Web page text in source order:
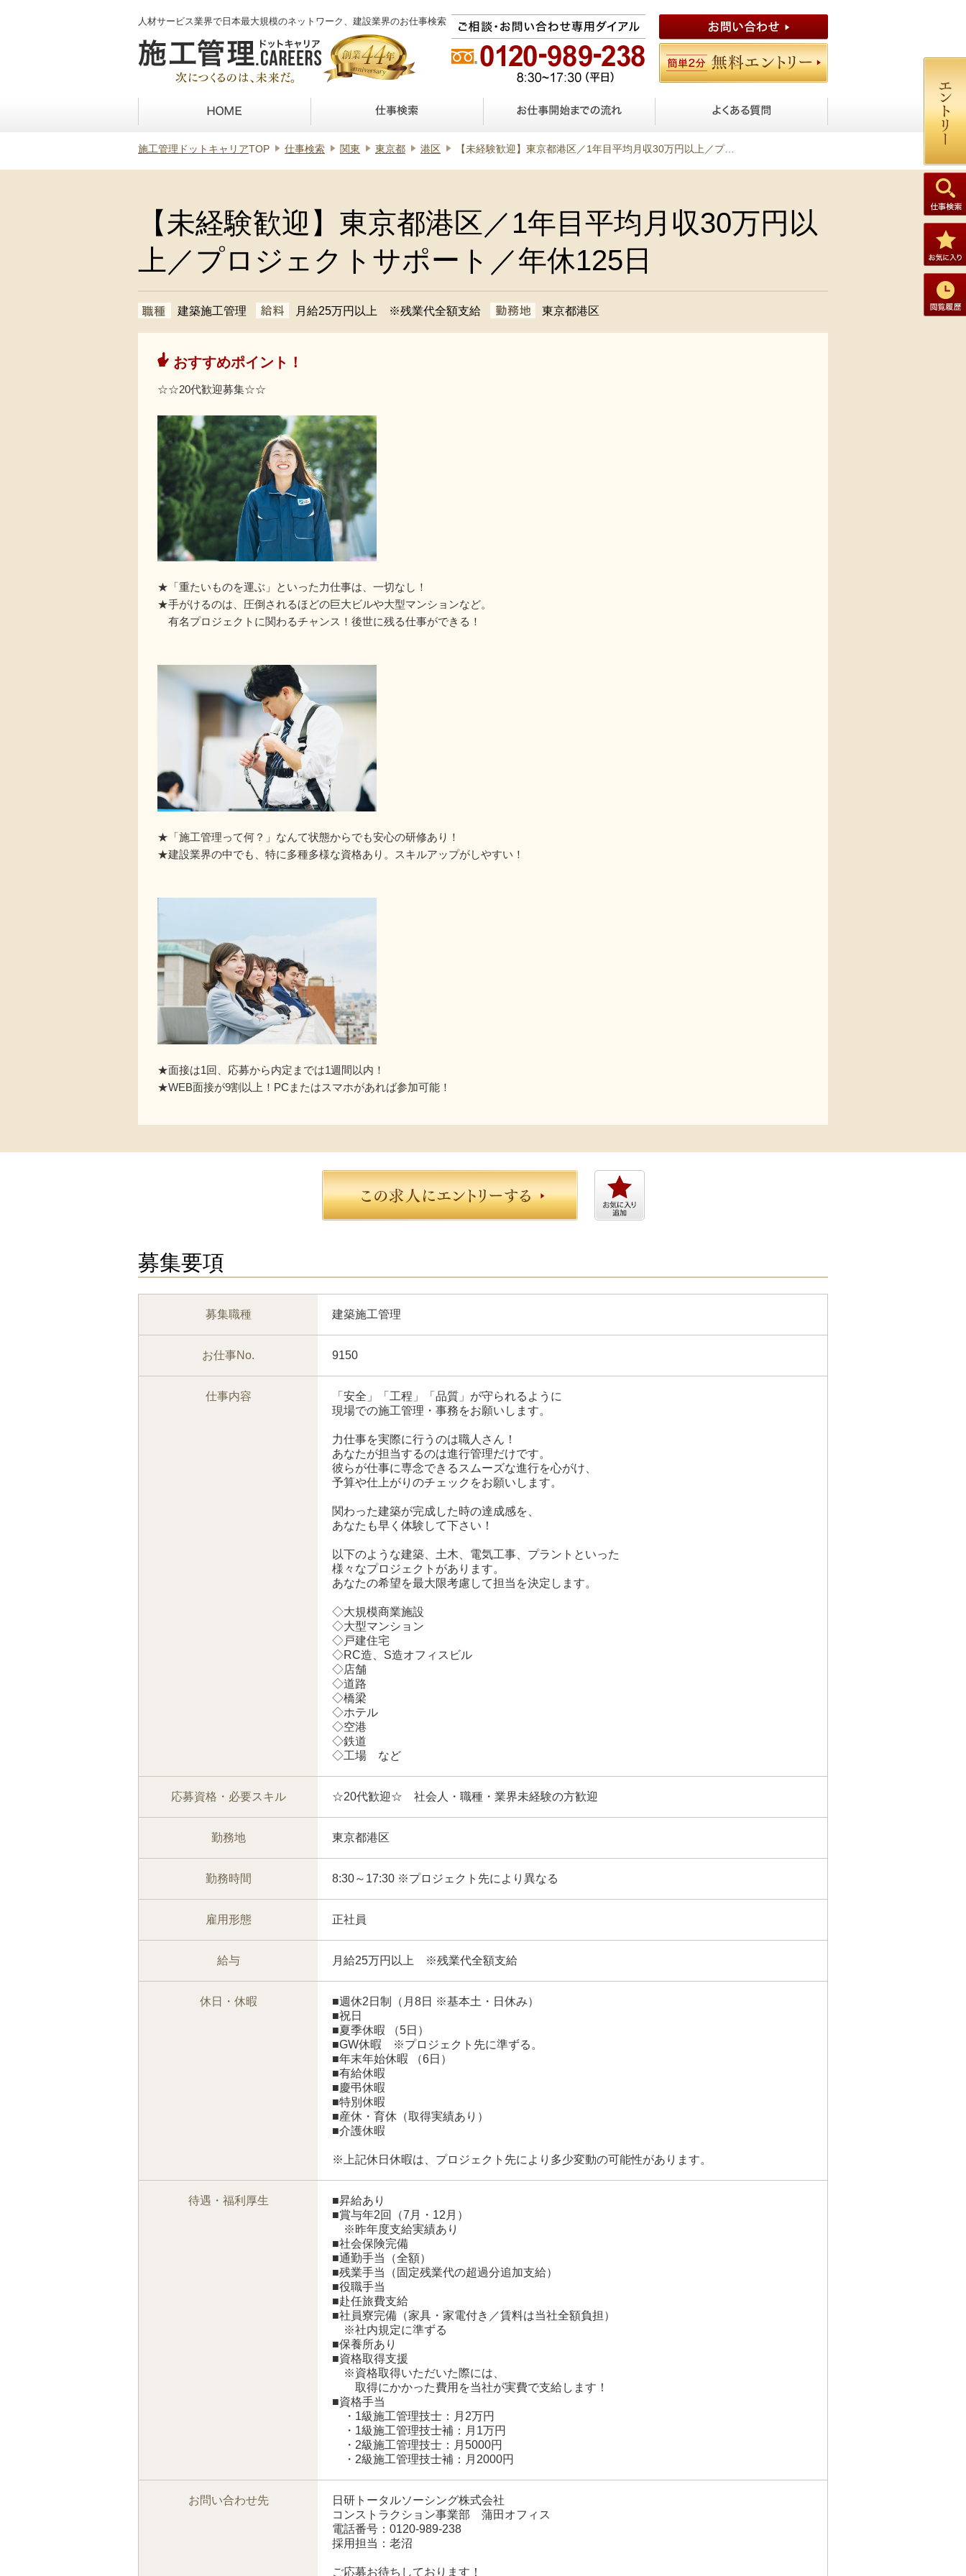
人材サービス業界で日本最大規模のネットワーク、建設業界のお仕事検索
施工管理ドットキャリアTOP 仕事検索 関東 東京都 港区 【未経験歓迎】東京都港区／1年目平均月収30万円以上／プロジェクトサポート／年休125日
【未経験歓迎】東京都港区／1年目平均月収30万円以
上／プロジェクトサポート／年休125日
建築施工管理 月給25万円以上 ※残業代全額支給 東京都港区
おすすめポイント！
☆☆20代歓迎募集☆☆
★「重たいものを運ぶ」といった力仕事は、一切なし！
★手がけるのは、圧倒されるほどの巨大ビルや大型マンションなど。
有名プロジェクトに関わるチャンス！後世に残る仕事ができる！
★「施工管理って何？」なんて状態からでも安心の研修あり！
★建設業界の中でも、特に多種多様な資格あり。スキルアップがしやすい！
★面接は1回、応募から内定までは1週間以内！
★WEB面接が9割以上！PCまたはスマホがあれば参加可能！
募集要項
募集職種 建築施工管理
お仕事No. 9150
仕事内容
「安全」「工程」「品質」が守られるように
現場での施工管理・事務をお願いします。
力仕事を実際に行うのは職人さん！
あなたが担当するのは進行管理だけです。
彼らが仕事に専念できるスムーズな進行を心がけ、
予算や仕上がりのチェックをお願いします。
関わった建築が完成した時の達成感を、
あなたも早く体験して下さい！
以下のような建築、土木、電気工事、プラントといった
様々なプロジェクトがあります。
あなたの希望を最大限考慮して担当を決定します。
◇大規模商業施設
◇大型マンション
◇戸建住宅
◇RC造、S造オフィスビル
◇店舗
◇道路
◇橋梁
◇ホテル
◇空港
◇鉄道
◇工場 など
応募資格・必要スキル ☆20代歓迎☆ 社会人・職種・業界未経験の方歓迎
勤務地 東京都港区
勤務時間 8:30～17:30 ※プロジェクト先により異なる
雇用形態 正社員
給与 月給25万円以上 ※残業代全額支給
休日・休暇
■週休2日制（月8日 ※基本土・日休み）
■祝日
■夏季休暇 （5日）
■GW休暇 ※プロジェクト先に準ずる。
■年末年始休暇 （6日）
■有給休暇
■慶弔休暇
■特別休暇
■産休・育休（取得実績あり）
■介護休暇
※上記休日休暇は、プロジェクト先により多少変動の可能性があります。
待遇・福利厚生
■昇給あり
■賞与年2回（7月・12月）
※昨年度支給実績あり
■社会保険完備
■通勤手当（全額）
■残業手当（固定残業代の超過分追加支給）
■役職手当
■赴任旅費支給
■社員寮完備（家具・家電付き／賃料は当社全額負担）
※社内規定に準ずる
■保養所あり
■資格取得支援
※資格取得いただいた際には、
取得にかかった費用を当社が実費で支給します！
■資格手当
・1級施工管理技士：月2万円
・1級施工管理技士補：月1万円
・2級施工管理技士：月5000円
・2級施工管理技士補：月2000円
お問い合わせ先
日研トータルソーシング株式会社
コンストラクション事業部 蒲田オフィス
電話番号：0120-989-238
採用担当：老沼
ご応募お待ちしております！